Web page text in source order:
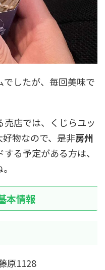
したが、毎回美味で
店では、くじらユッ
物なので、是非房州
る予定がある方は、
本情報
原1128